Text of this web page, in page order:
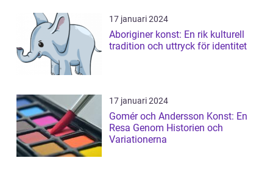
17 januari 2024
Aboriginer konst: En rik kulturell
tradition och uttryck för identitet
17 januari 2024
Gomér och Andersson Konst: En
Resa Genom Historien och
Variationerna